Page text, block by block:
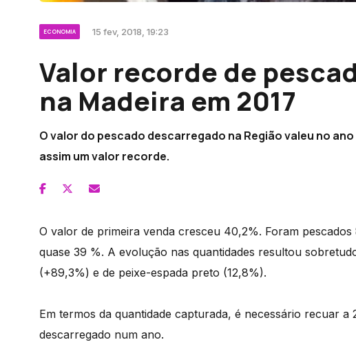
ECONOMIA 15 fev, 2018, 19:23
Valor recorde de
na Madeira em 2017
O valor do pescado descarregado na Região valeu no
assim um valor recorde.
O valor de primeira venda cresceu 40,2%. Foram
quase 39 %. A evolução nas quantidades resultou
(+89,3%) e de peixe-espada preto (12,8%).
Em termos da quantidade capturada, é necessário recuar
descarregado num ano.